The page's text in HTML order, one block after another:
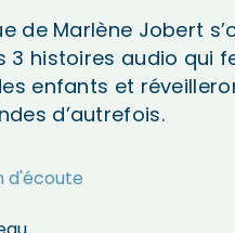
de Marlène Jobert
3 histoires audio qui
enfants et
d’autrefois.
d'écoute